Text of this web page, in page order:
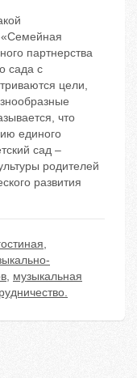
партнерства
сада с
цели,
что
единого
сад –
родителей
развития
,
, музыкальная